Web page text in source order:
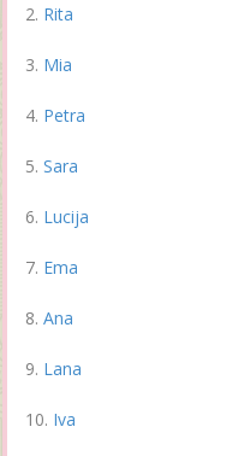
Rita
Mia
Petra
Sara
Lucija
Ema
Ana
Lana
Iva